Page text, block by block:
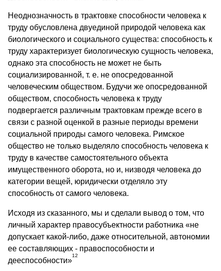
Неоднозначность в трактовке способности человека к
труду обусловлена двуединой природой человека как
биологического и социального существа: способность к
труду характеризует биологическую сущность человека,
однако эта способность не может не быть
социализированной, т. е. не опосредованной
человеческим обществом. Будучи же опосредованной
обществом, способность человека к труду
подвергается различным трактовкам прежде всего в
связи с разной оценкой в разные периоды времени
социальной природы самого человека. Римское
общество не только выделяло способность человека к
труду в качестве самостоятельного объекта
имущественного оборота, но и, низводя человека до
категории вещей, юридически отделяло эту
способность от самого человека.
Исходя из сказанного, мы и сделали вывод о том, что
личный характер правосубъектности работника «не
допускает какой-либо, даже относительной, автономии
ее составляющих - правоспособности и
дееспособности»
12